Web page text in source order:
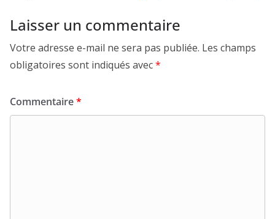
Laisser un commentaire
Votre adresse e-mail ne sera pas publiée. Les champs
obligatoires sont indiqués avec*
Commentaire*